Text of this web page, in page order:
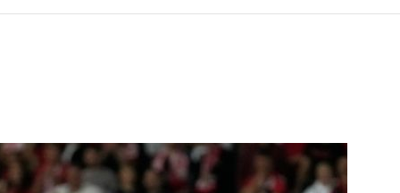
1
日 "오봉 연휴 '더블 태풍' 영
핀' 한국 영향 줄까